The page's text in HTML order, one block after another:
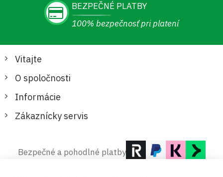
BEZPEČNÉ PLATBY
100% bezpečnosť pri platení
Vitajte
O spoločnosti
Informácie
Zákaznícky servis
Bezpečné a pohodlné platby